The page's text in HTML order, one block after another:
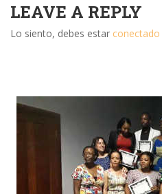
LEAVE A REPLY
Lo siento, debes estar conectado